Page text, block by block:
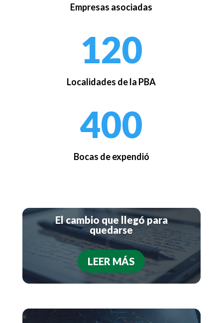
Empresas asociadas
120
Localidades de la PBA
400
Bocas de expendió
El cambio que llegó para
quedarse
LEER MÁS